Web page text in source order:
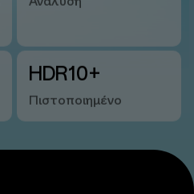
HDR10+
Πιστοποιημένο